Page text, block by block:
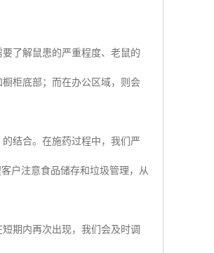
了解鼠患的严重程度、老鼠的
柜底部；而在办公区域，则会
结合。在施药过程中，我们严
户注意食品储存和垃圾管理，从
期内再次出现，我们会及时调